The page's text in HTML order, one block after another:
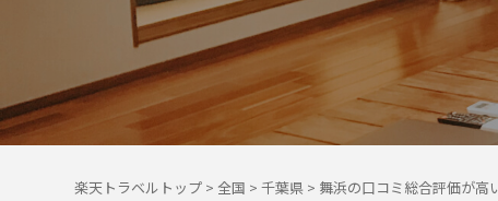
楽天トラベルトップ > 全国 > 千葉県 > 舞浜の口コミ総合評価が高